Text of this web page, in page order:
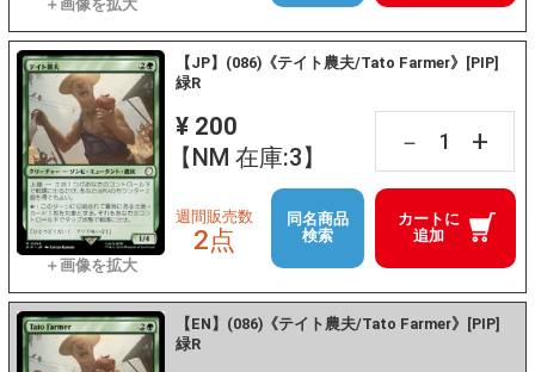
【JP】(086)《テイト農夫/Tato Farmer》[PIP]
緑R
¥ 200
【NM 在庫:3】
－ +
カートに
追加
週間販売数
2点
同名商品
検索
【EN】(086)《テイト農夫/Tato Farmer》[PIP]
緑R